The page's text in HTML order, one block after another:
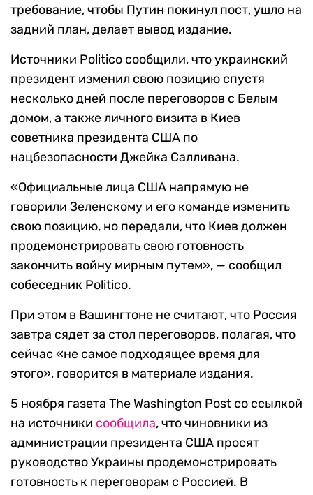
требование, чтобы Путин покинул пост, ушло на
задний план, делает вывод издание.
Источники Politico сообщили, что украинский
президент изменил свою позицию спустя
несколько дней после переговоров с Белым
домом, а также личного визита в Киев
советника президента США по
нацбезопасности Джейка Салливана.
«Официальные лица США напрямую не
говорили Зеленскому и его команде изменить
свою позицию, но передали, что Киев должен
продемонстрировать свою готовность
закончить войну мирным путем», — сообщил
собеседник Politico.
При этом в Вашингтоне не считают, что Россия
завтра сядет за стол переговоров, полагая, что
сейчас «не самое подходящее время для
этого», говорится в материале издания.
5 ноября газета The Washington Post со ссылкой
на источники сообщила, что чиновники из
администрации президента США просят
руководство Украины продемонстрировать
готовность к переговорам с Россией. В